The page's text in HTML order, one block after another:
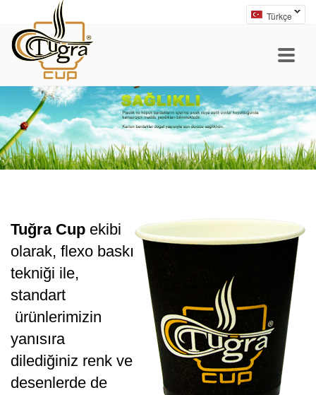
Türkçe
Tuğra Cup ekibi
olarak, flexo baskı
tekniği ile,
standart
ürünlerimizin
yanısıra
dilediğiniz renk ve
desenlerde de